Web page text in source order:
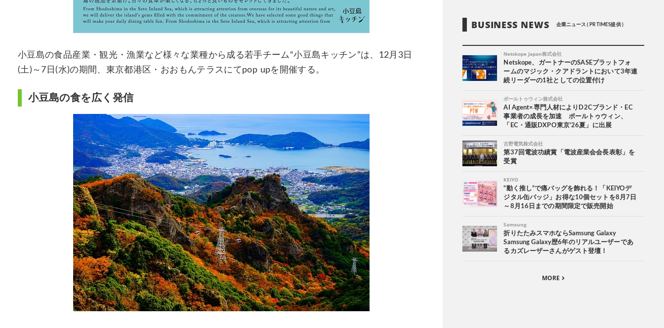
小豆島の食品産業・観光・漁業など様々な業種から成る若手チーム“小豆島キッチン”は、12月3日
(土)～7日(水)の期間、東京都港区・おおもんテラスにてpop upを開催する。
小豆島の食を広く発信
BUSINESS NEWS 企業ニュース ( PR TIMES提供 )
Netskope Japan株式会社
Netskope、ガートナーのSASEプラットフォ
ームのマジック・クアドラントにおいて3年連
続リーダーの1社としての位置付け
ポールトゥウィン株式会社
AI Agent×専門人材によりD2Cブランド・EC
事業者の成長を加速 ポールトゥウィン、
「EC・通販DXPO東京'26夏」に出展
古野電気株式会社
第37回電波功績賞「電波産業会会長表彰」を
受賞
KEIYO
“動く推し”で痛バッグを飾れる！「KEIYOデ
ジタル缶バッジ」お得な10個セットを8月7日
～8月16日までの期間限定で販売開始
Samsung
折りたたみスマホならSamsung Galaxy
Samsung Galaxy歴6年のリアルユーザーであ
るカズレーザーさんがゲスト登壇！
MORE